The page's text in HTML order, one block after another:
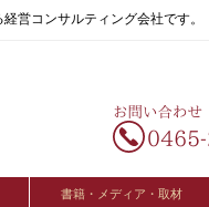
営コンサルティング会社です。
書籍・メディア・取材